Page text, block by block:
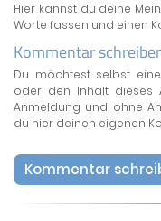
Hier kannst du deine
Worte fassen und einen
Kommentar
Du möchtest selbst
oder den Inhalt dieses
Anmeldung und ohne
du hier deinen eigenen
Kommentar